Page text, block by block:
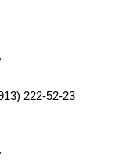
222-52-23